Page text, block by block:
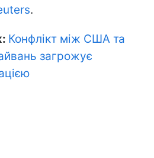
.
Конфлікт між США та
загрожує